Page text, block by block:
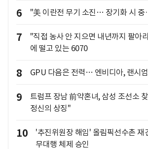
6 "美 이란전 무기 소진… 장기화 시 중
7
"직접 농사 안 지으면 내년까지 팔아
에 떨고 있는 6070
8 GPU 다음은 전력… 엔비디아, 랜시
9
트럼프 장남 前약혼녀, 삼성 조선소
정신의 상징"
10
'추진위원장 해임' 올림픽선수촌
무대행 체제 승인